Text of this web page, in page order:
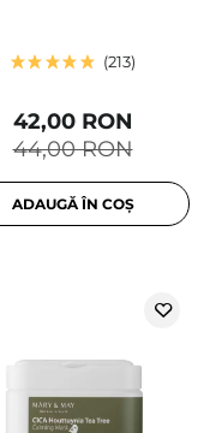
213
44,00 RON
42,00 RON
ADAUGĂ ÎN COȘ